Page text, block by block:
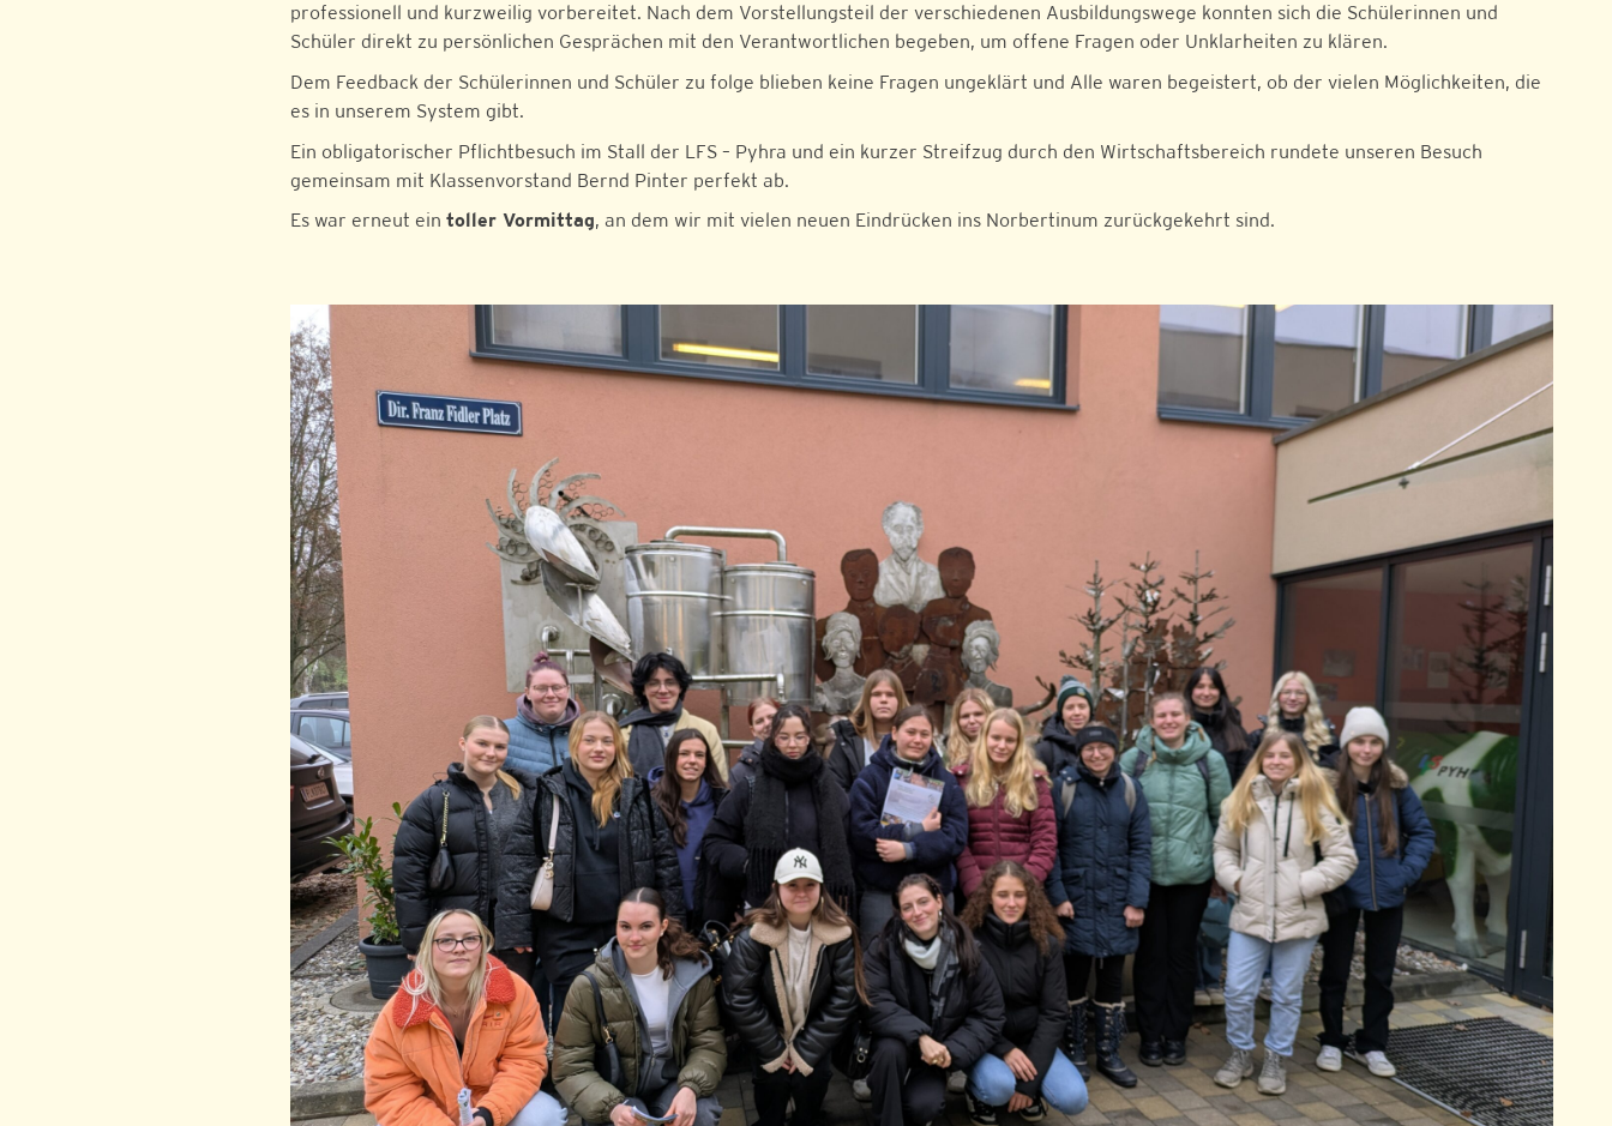
professionell und kurzweilig vorbereitet. Nach dem Vorstellungsteil der verschiedenen Ausbildungswege konnten sich die Schülerinnen und
Schüler direkt zu persönlichen Gesprächen mit den Verantwortlichen begeben, um offene Fragen oder Unklarheiten zu klären.
Dem Feedback der Schülerinnen und Schüler zu folge blieben keine Fragen ungeklärt und Alle waren begeistert, ob der vielen Möglichkeiten, die
es in unserem System gibt.
Ein obligatorischer Pflichtbesuch im Stall der LFS – Pyhra und ein kurzer Streifzug durch den Wirtschaftsbereich rundete unseren Besuch
gemeinsam mit Klassenvorstand Bernd Pinter perfekt ab.
Es war erneut eintoller Vormittag, an dem wir mit vielen neuen Eindrücken ins Norbertinum zurückgekehrt sind.